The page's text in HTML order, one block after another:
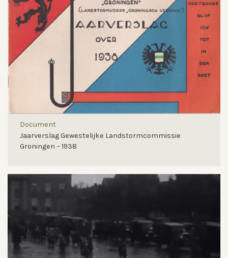
Document
Jaarverslag Gewestelijke Landstormcommissie
Groningen – 1938